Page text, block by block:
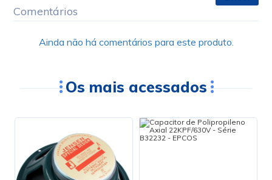
Comentários
Ainda não há comentários para este produto.
Os mais acessados